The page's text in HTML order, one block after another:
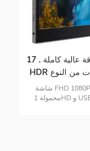
17 . شاشة محمولة بدقة عالية كاملة
HDR مقاس 3 بوصات من النوع C
شاشة FHD 1080P IPS HDR شاشة
محمولة 1HD و USB C شاشة محمولة